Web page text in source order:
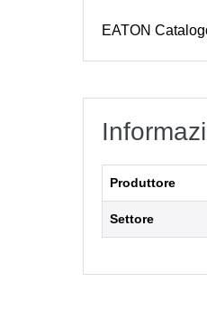
EATON
Produttore
Settore